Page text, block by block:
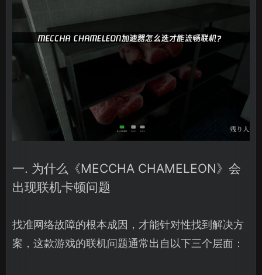
一. 为什么《MECCHA CHAMELEON》会
出现联机卡顿问题
找准网络故障的根本成因，才能针对性找到解决方
案，这款游戏的联机问题通常出自以下三个层面：